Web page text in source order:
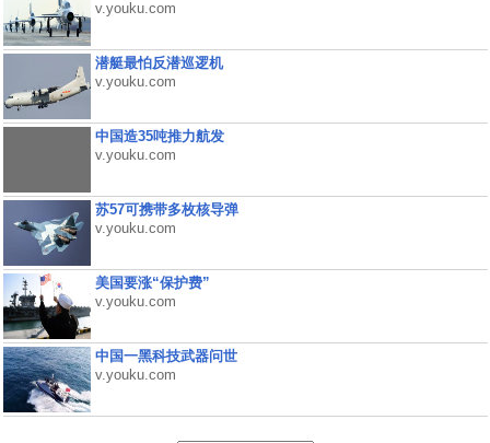
v.youku.com
潜艇最怕反潜巡逻机
v.youku.com
中国造35吨推力航发
v.youku.com
苏57可携带多枚核导弹
v.youku.com
美国要涨“保护费”
v.youku.com
中国一黑科技武器问世
v.youku.com